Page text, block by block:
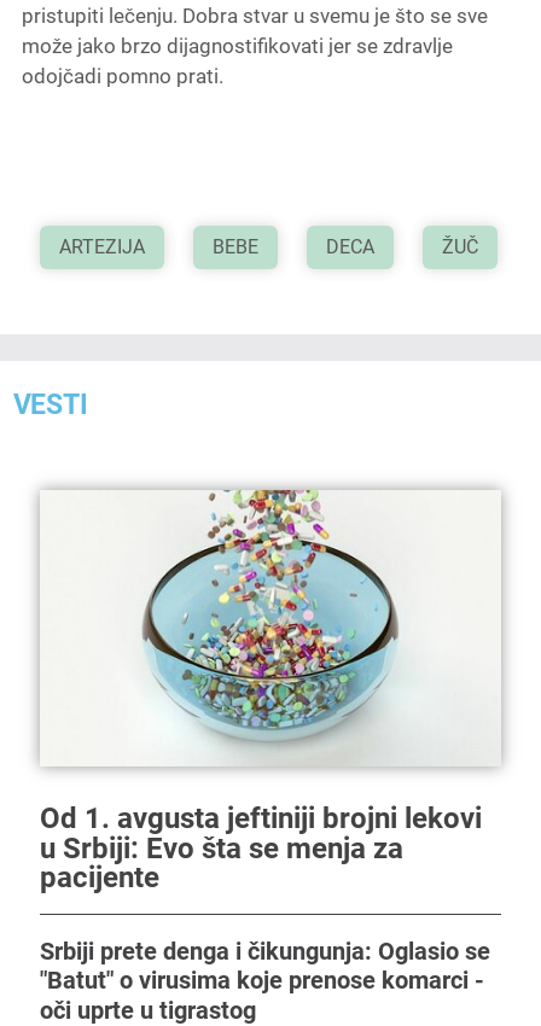
pristupiti lečenju. Dobra stvar u svemu je što se sve
može jako brzo dijagnostifikovati jer se zdravlje
odojčadi pomno prati.
ARTEZIJA BEBE DECA ŽUČ
VESTI
Od 1. avgusta jeftiniji brojni lekovi
u Srbiji: Evo šta se menja za
pacijente
Srbiji prete denga i čikungunja: Oglasio se
"Batut" o virusima koje prenose komarci -
oči uprte u tigrastog